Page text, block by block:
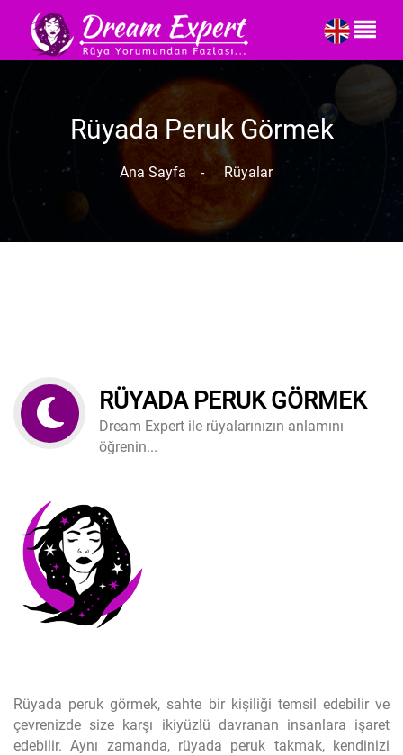
Rüyada Peruk Görmek
Ana Sayfa - Rüyalar
RÜYADA PERUK GÖRMEK
Dream Expert ile rüyalarınızın anlamını
öğrenin...
Rüyada peruk görmek, sahte bir kişiliği temsil edebilir ve
çevrenizde size karşı ikiyüzlü davranan insanlara işaret
edebilir. Aynı zamanda, rüyada peruk takmak, kendinizi